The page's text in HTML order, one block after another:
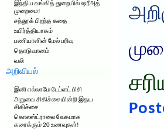
இந்திய வங்கித் துறையில் ஷரீஅத்
முறைமை!
சந்தூக் பிறந்த கதை
உயிர்த்தியாகம்
பணியாளின் மேல் பரிவு
தொடுவானம்
வலி
அறிவியல்
இனி எல்லாமே டேப்ளட் பிசி
அறுவை சிகிச்சையின்றி இதய
சிகிச்சை
கொலஸ்ட்ராலை வேகமாக
கரைக்கும் 20 உணவுகள்!